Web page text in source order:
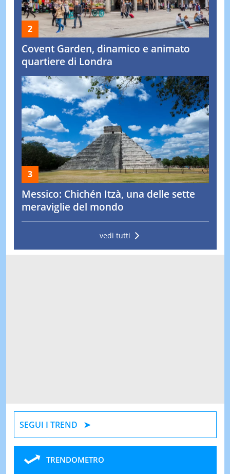
Covent Garden, dinamico e animato
quartiere di Londra
Messico: Chichén Itzà, una delle sette
meraviglie del mondo
vedi tutti
SEGUI I TREND
TRENDOMETRO